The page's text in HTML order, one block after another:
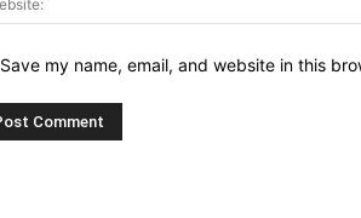
Save my name, email, and website in this